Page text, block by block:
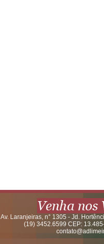
Venha
Av. Laranjeiras, n° 1305 - Jd.
(19) 3452.6599 CEP: